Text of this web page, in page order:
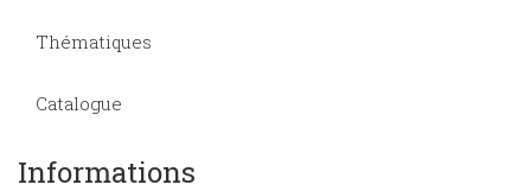
Thématiques
Catalogue
Informations